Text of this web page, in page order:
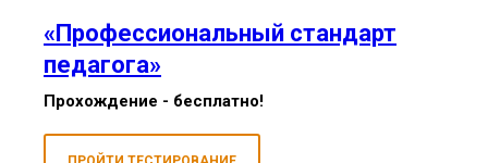
«Профессиональный стандарт
педагога»
Прохождение - бесплатно!